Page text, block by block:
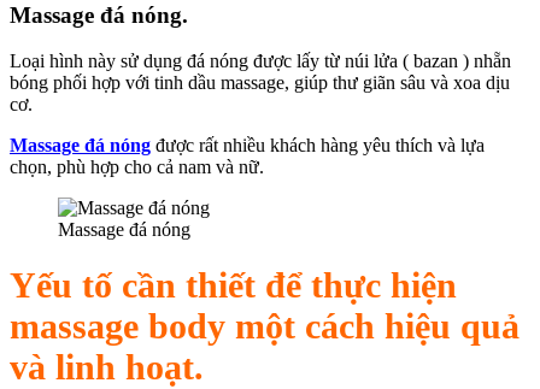
Massage đá nóng.
Loại hình này sử dụng đá nóng được lấy từ núi lửa ( bazan ) nhẵn
bóng phối hợp với tinh dầu massage, giúp thư giãn sâu và xoa dịu
cơ.
Massage đá nóng được rất nhiều khách hàng yêu thích và lựa
chọn, phù hợp cho cả nam và nữ.
Massage đá nóng
Yếu tố cần thiết để thực hiện
massage body một cách hiệu quả
và linh hoạt.